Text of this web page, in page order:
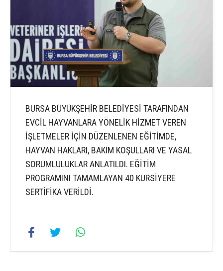
BURSA BÜYÜKŞEHİR BELEDİYESİ TARAFINDAN
EVCİL HAYVANLARA YÖNELİK HİZMET VEREN
İŞLETMELER İÇİN DÜZENLENEN EĞİTİMDE,
HAYVAN HAKLARI, BAKIM KOŞULLARI VE YASAL
SORUMLULUKLAR ANLATILDI. EĞİTİM
PROGRAMINI TAMAMLAYAN 40 KURSİYERE
SERTİFİKA VERİLDİ.